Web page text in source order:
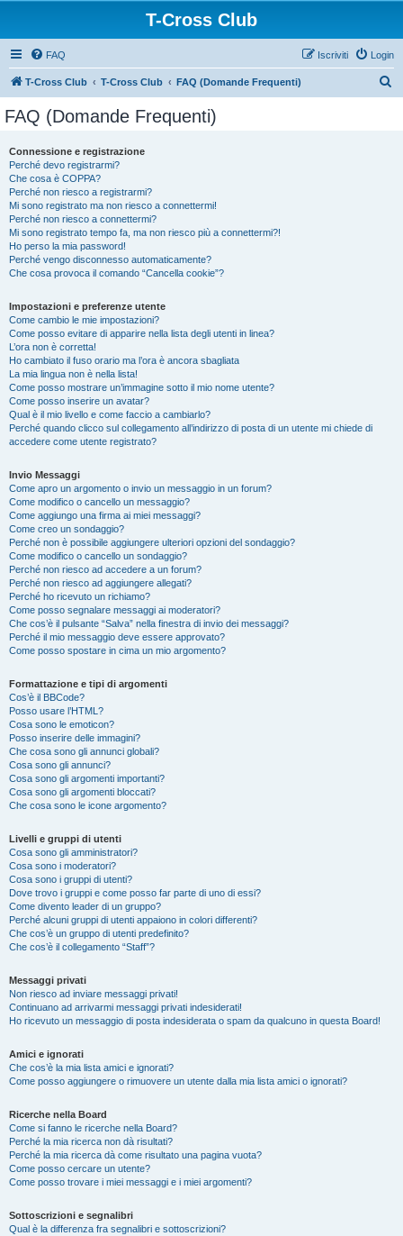
T-Cross Club
FAQ Login
Iscriviti
T-Cross Club T-Cross Club FAQ (Domande Frequenti)
FAQ (Domande Frequenti)
Connessione e registrazione
Perché devo registrarmi?
Che cosa è COPPA?
Perché non riesco a registrarmi?
Mi sono registrato ma non riesco a connettermi!
Perché non riesco a connettermi?
Mi sono registrato tempo fa, ma non riesco più a connettermi?!
Ho perso la mia password!
Perché vengo disconnesso automaticamente?
Che cosa provoca il comando “Cancella cookie”?
Impostazioni e preferenze utente
Come cambio le mie impostazioni?
Come posso evitare di apparire nella lista degli utenti in linea?
L’ora non è corretta!
Ho cambiato il fuso orario ma l’ora è ancora sbagliata
La mia lingua non è nella lista!
Come posso mostrare un’immagine sotto il mio nome utente?
Come posso inserire un avatar?
Qual è il mio livello e come faccio a cambiarlo?
Perché quando clicco sul collegamento all’indirizzo di posta di un utente mi chiede di
accedere come utente registrato?
Invio Messaggi
Come apro un argomento o invio un messaggio in un forum?
Come modifico o cancello un messaggio?
Come aggiungo una firma ai miei messaggi?
Come creo un sondaggio?
Perché non è possibile aggiungere ulteriori opzioni del sondaggio?
Come modifico o cancello un sondaggio?
Perché non riesco ad accedere a un forum?
Perché non riesco ad aggiungere allegati?
Perché ho ricevuto un richiamo?
Come posso segnalare messaggi ai moderatori?
Che cos’è il pulsante “Salva” nella finestra di invio dei messaggi?
Perché il mio messaggio deve essere approvato?
Come posso spostare in cima un mio argomento?
Formattazione e tipi di argomenti
Cos’è il BBCode?
Posso usare l’HTML?
Cosa sono le emoticon?
Posso inserire delle immagini?
Che cosa sono gli annunci globali?
Cosa sono gli annunci?
Cosa sono gli argomenti importanti?
Cosa sono gli argomenti bloccati?
Che cosa sono le icone argomento?
Livelli e gruppi di utenti
Cosa sono gli amministratori?
Cosa sono i moderatori?
Cosa sono i gruppi di utenti?
Dove trovo i gruppi e come posso far parte di uno di essi?
Come divento leader di un gruppo?
Perché alcuni gruppi di utenti appaiono in colori differenti?
Che cos’è un gruppo di utenti predefinito?
Che cos’è il collegamento “Staff”?
Messaggi privati
Non riesco ad inviare messaggi privati!
Continuano ad arrivarmi messaggi privati indesiderati!
Ho ricevuto un messaggio di posta indesiderata o spam da qualcuno in questa Board!
Amici e ignorati
Che cos’è la mia lista amici e ignorati?
Come posso aggiungere o rimuovere un utente dalla mia lista amici o ignorati?
Ricerche nella Board
Come si fanno le ricerche nella Board?
Perché la mia ricerca non dà risultati?
Perché la mia ricerca dà come risultato una pagina vuota?
Come posso cercare un utente?
Come posso trovare i miei messaggi e i miei argomenti?
Sottoscrizioni e segnalibri
Qual è la differenza fra segnalibri e sottoscrizioni?